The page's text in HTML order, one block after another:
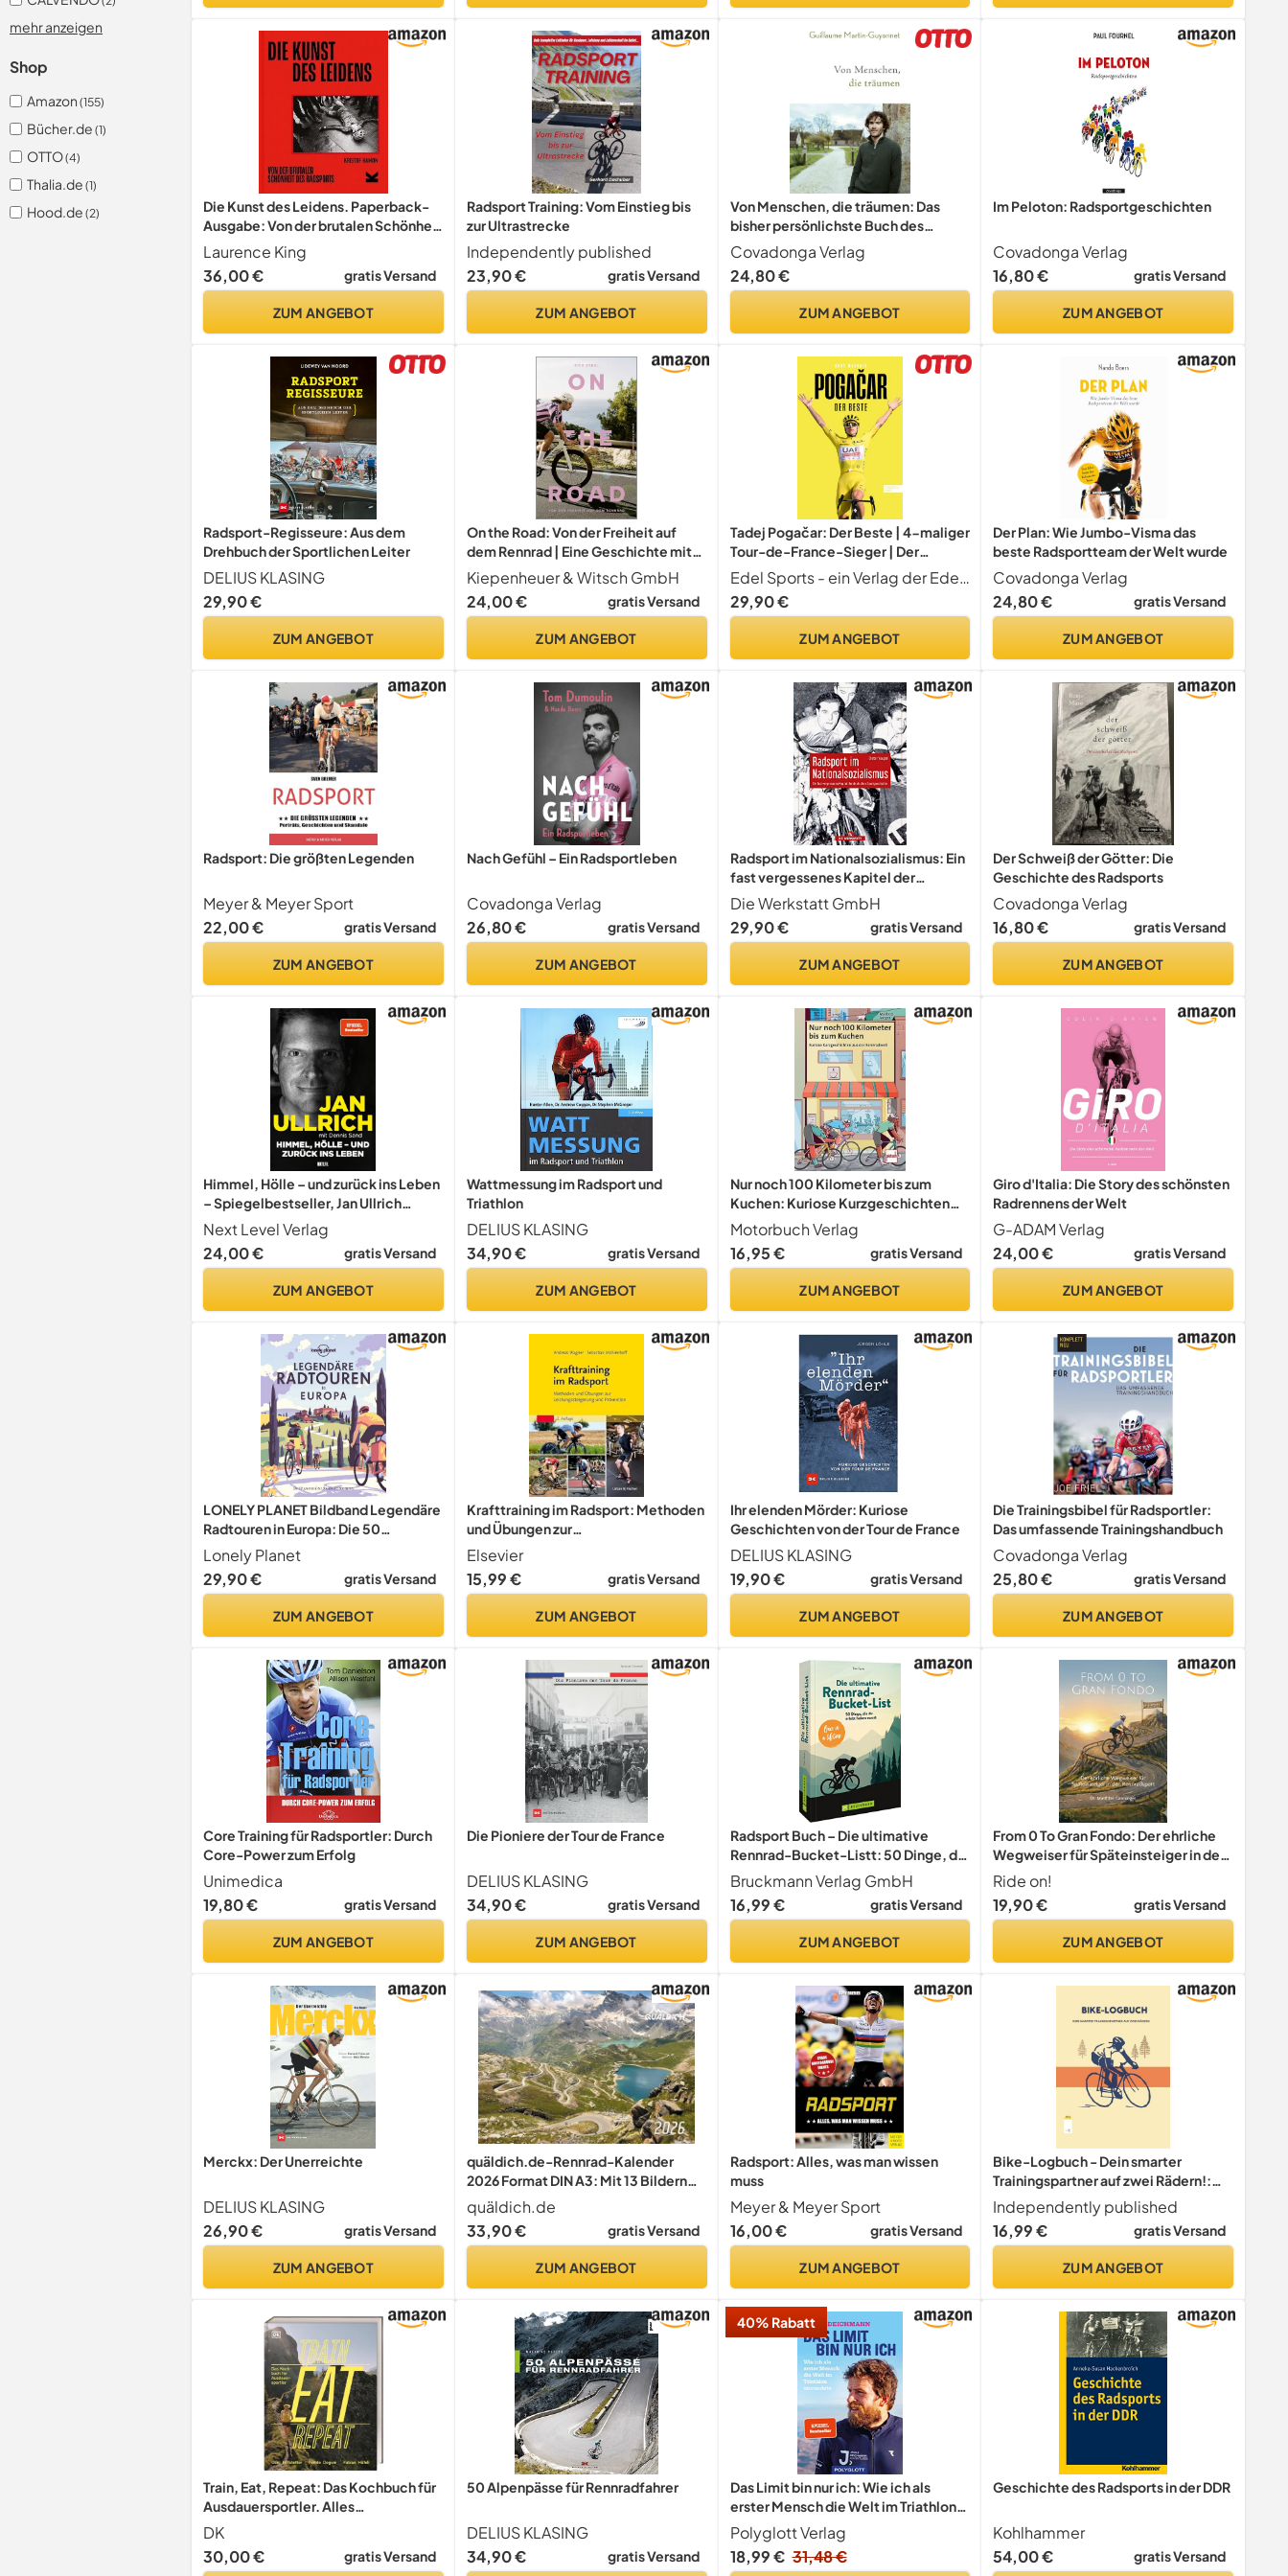
mehr anzeigen
Shop
Amazon (155)
Bücher.de (1)
OTTO(4)
Thalia.de (1)
Hood.de (2)
Die Kunst des Leidens. Paperback-
Ausgabe: Von der brutalen Schönheit
des Radsports
Laurence King
36,00 €
gratis Versand
ZUM ANGEBOT
Radsport Training: Vom Einstieg bis
zur Ultrastrecke
Independently published
23,90 €
gratis Versand
ZUM ANGEBOT
Von Menschen, die träumen: Das
bisher persönlichste Buch des
erfolgreichen Radprofis und
studierten Philosophen
Covadonga Verlag
24,80 €
ZUM ANGEBOT
Im Peloton: Radsportgeschichten
Covadonga Verlag
16,80 €
gratis Versand
ZUM ANGEBOT
Radsport-Regisseure: Aus dem
Drehbuch der Sportlichen Leiter
DELIUS KLASING
29,90 €
ZUM ANGEBOT
On the Road: Von der Freiheit auf
dem Rennrad | Eine Geschichte mit
Anstiegen und Abfahrten - das
perfekte Geschenk für Rennradfans
Kiepenheuer & Witsch GmbH
24,00 €
gratis Versand
ZUM ANGEBOT
Tadej Pogačar: Der Beste | 4-maliger
Tour-de-France-Sieger | Der
erfolgreichste Radsportler unserer
Zeit
Edel Sports - ein Verlag der Edel Verlagsgruppe
29,90 €
ZUM ANGEBOT
Der Plan: Wie Jumbo-Visma das
beste Radsportteam der Welt wurde
Covadonga Verlag
24,80 €
gratis Versand
ZUM ANGEBOT
Radsport: Die größten Legenden
Meyer & Meyer Sport
22,00 €
gratis Versand
ZUM ANGEBOT
Nach Gefühl – Ein Radsportleben
Covadonga Verlag
26,80 €
gratis Versand
ZUM ANGEBOT
Radsport im Nationalsozialismus: Ein
fast vergessenes Kapitel der
deutschen Sportgeschichte
Die Werkstatt GmbH
29,90 €
gratis Versand
ZUM ANGEBOT
Der Schweiß der Götter: Die
Geschichte des Radsports
Covadonga Verlag
16,80 €
gratis Versand
ZUM ANGEBOT
Himmel, Hölle – und zurück ins Leben
– Spiegelbestseller, Jan Ullrich
Biografie zur Prime Video Doku-
Serie, Tour de France Sieger 1997,
Doping, ... Ullrich. Das Buch zur Prime
Next Level Verlag
24,00 €
gratis Versand
ZUM ANGEBOT
Wattmessung im Radsport und
Triathlon
DELIUS KLASING
34,90 €
gratis Versand
ZUM ANGEBOT
Nur noch 100 Kilometer bis zum
Kuchen: Kuriose Kurzgeschichten
aus der Rennradwelt
Motorbuch Verlag
16,95 €
gratis Versand
ZUM ANGEBOT
Giro d'Italia: Die Story des schönsten
Radrennens der Welt
G-ADAM Verlag
24,00 €
gratis Versand
ZUM ANGEBOT
LONELY PLANET Bildband Legendäre
Radtouren in Europa: Die 50
spannendsten Touren des Kontinents
Lonely Planet
29,90 €
gratis Versand
ZUM ANGEBOT
Krafttraining im Radsport: Methoden
und Übungen zur
Leistungssteigerung und Prävention
Elsevier
15,99 €
gratis Versand
ZUM ANGEBOT
Ihr elenden Mörder: Kuriose
Geschichten von der Tour de France
DELIUS KLASING
19,90 €
gratis Versand
ZUM ANGEBOT
Die Trainingsbibel für Radsportler:
Das umfassende Trainingshandbuch
Covadonga Verlag
25,80 €
gratis Versand
ZUM ANGEBOT
Core Training für Radsportler: Durch
Core-Power zum Erfolg
Unimedica
19,80 €
gratis Versand
ZUM ANGEBOT
Die Pioniere der Tour de France
DELIUS KLASING
34,90 €
gratis Versand
ZUM ANGEBOT
Radsport Buch – Die ultimative
Rennrad-Bucket-Listt: 50 Dinge, die
du erlebt haben musst
Bruckmann Verlag GmbH
16,99 €
gratis Versand
ZUM ANGEBOT
From 0 To Gran Fondo: Der ehrliche
Wegweiser für Späteinsteiger in den
Rennradsport
Ride on!
19,90 €
gratis Versand
ZUM ANGEBOT
Merckx: Der Unerreichte
DELIUS KLASING
26,90 €
gratis Versand
ZUM ANGEBOT
quäldich.de-Rennrad-Kalender
2026 Format DIN A3: Mit 13 Bildern
und 12 Touren durch das Radsport-
Jahr 2026
quäldich.de
33,90 €
gratis Versand
ZUM ANGEBOT
Radsport: Alles, was man wissen
muss
Meyer & Meyer Sport
16,00 €
gratis Versand
ZUM ANGEBOT
Bike-Logbuch - Dein smarter
Trainingspartner auf zwei Rädern!:
Das Radsport-Tagebuch für
Hobbyfahrer, Gravel-Biker und
Rennradfans
Independently published
16,99 €
gratis Versand
ZUM ANGEBOT
Train, Eat, Repeat: Das Kochbuch für
Ausdauersportler. Alles
Wissenswerte zur Ernährung im
Ausdauersportl. Mit 30 Gerichten
und großem Rezeptbaukasten
DK
30,00 €
gratis Versand
50 Alpenpässe für Rennradfahrer
DELIUS KLASING
34,90 €
gratis Versand
40% Rabatt
Das Limit bin nur ich: Wie ich als
erster Mensch die Welt im Triathlon
umrundete - SPIEGEL-Bestseller
(POLYGLOTT Abenteuer und
Reiseberichte)
Polyglott Verlag
18,99 € 31,48 €
Geschichte des Radsports in der DDR
Kohlhammer
54,00 €
gratis Versand